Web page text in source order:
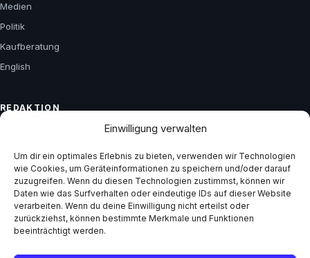
Einwilligung verwalten
Um dir ein optimales Erlebnis zu bieten, verwenden wir Technologien
wie Cookies, um Geräteinformationen zu speichern und/oder darauf
zuzugreifen. Wenn du diesen Technologien zustimmst, können wir
Daten wie das Surfverhalten oder eindeutige IDs auf dieser Website
verarbeiten. Wenn du deine Einwilligung nicht erteilst oder
zurückziehst, können bestimmte Merkmale und Funktionen
beeinträchtigt werden.
Medien
Politik
Kaufberatung
English
REDAKTION
Kontakt
Impressum
Datenschutz
GESCHÄFTLICH